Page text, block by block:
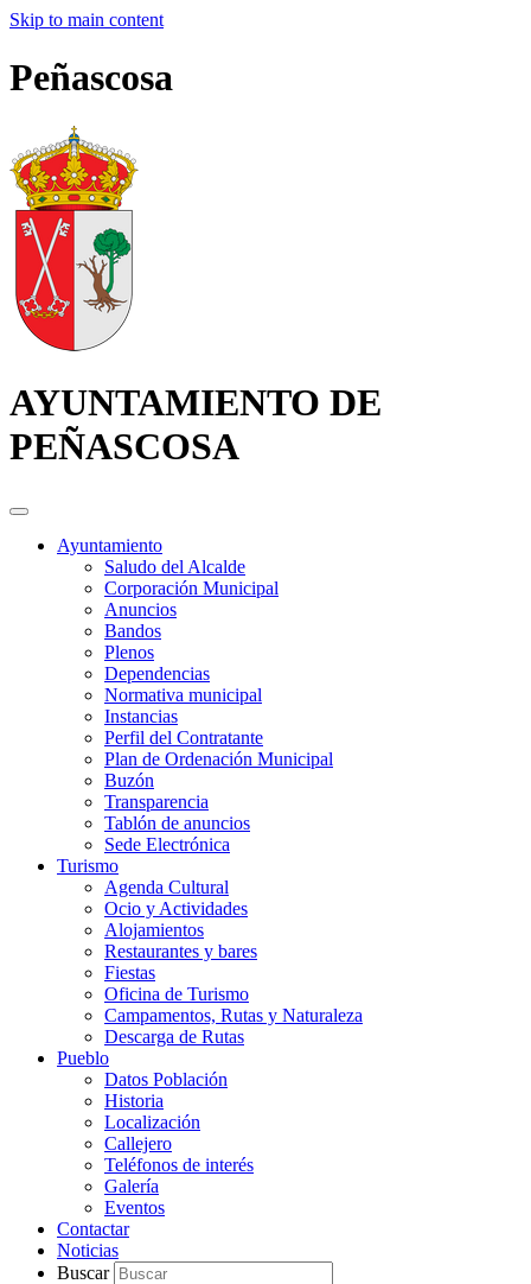
Skip to main content
Peñascosa
AYUNTAMIENTO DE
PEÑASCOSA
Ayuntamiento
Saludo del Alcalde
Corporación Municipal
Anuncios
Bandos
Plenos
Dependencias
Normativa municipal
Instancias
Perfil del Contratante
Plan de Ordenación Municipal
Buzón
Transparencia
Tablón de anuncios
Sede Electrónica
Turismo
Agenda Cultural
Ocio y Actividades
Alojamientos
Restaurantes y bares
Fiestas
Oficina de Turismo
Campamentos, Rutas y Naturaleza
Descarga de Rutas
Pueblo
Datos Población
Historia
Localización
Callejero
Teléfonos de interés
Galería
Eventos
Contactar
Noticias
Buscar